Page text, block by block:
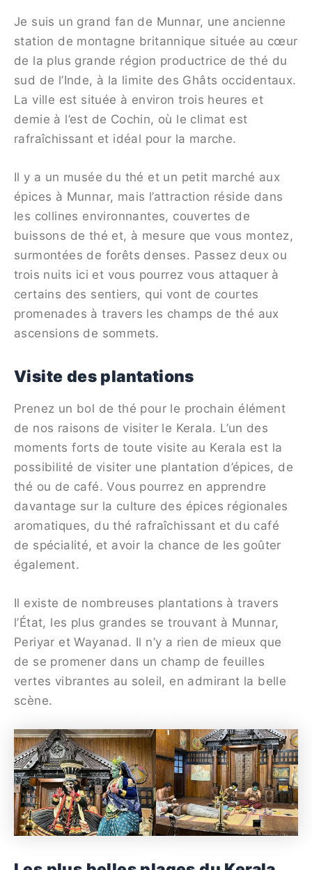
Je suis un grand fan de Munnar, une ancienne
station de montagne britannique située au cœur
de la plus grande région productrice de thé du
sud de l’Inde, à la limite des Ghâts occidentaux.
La ville est située à environ trois heures et
demie à l’est de Cochin, où le climat est
rafraîchissant et idéal pour la marche.
Il y a un musée du thé et un petit marché aux
épices à Munnar, mais l’attraction réside dans
les collines environnantes, couvertes de
buissons de thé et, à mesure que vous montez,
surmontées de forêts denses. Passez deux ou
trois nuits ici et vous pourrez vous attaquer à
certains des sentiers, qui vont de courtes
promenades à travers les champs de thé aux
ascensions de sommets.
Visite des plantations
Prenez un bol de thé pour le prochain élément
de nos raisons de visiter le Kerala. L’un des
moments forts de toute visite au Kerala est la
possibilité de visiter une plantation d’épices, de
thé ou de café. Vous pourrez en apprendre
davantage sur la culture des épices régionales
aromatiques, du thé rafraîchissant et du café
de spécialité, et avoir la chance de les goûter
également.
Il existe de nombreuses plantations à travers
l’État, les plus grandes se trouvant à Munnar,
Periyar et Wayanad. Il n’y a rien de mieux que
de se promener dans un champ de feuilles
vertes vibrantes au soleil, en admirant la belle
scène.